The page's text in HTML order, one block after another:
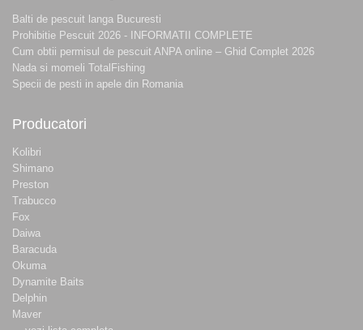
Balti de pescuit langa Bucuresti
Prohibitie Pescuit 2026 - INFORMATII COMPLETE
Cum obtii permisul de pescuit ANPA online – Ghid Complet 2026
Nada si momeli TotalFishing
Specii de pesti in apele din Romania
Producatori
Kolibri
Shimano
Preston
Trabucco
Fox
Daiwa
Baracuda
Okuma
Dynamite Baits
Delphin
Maver